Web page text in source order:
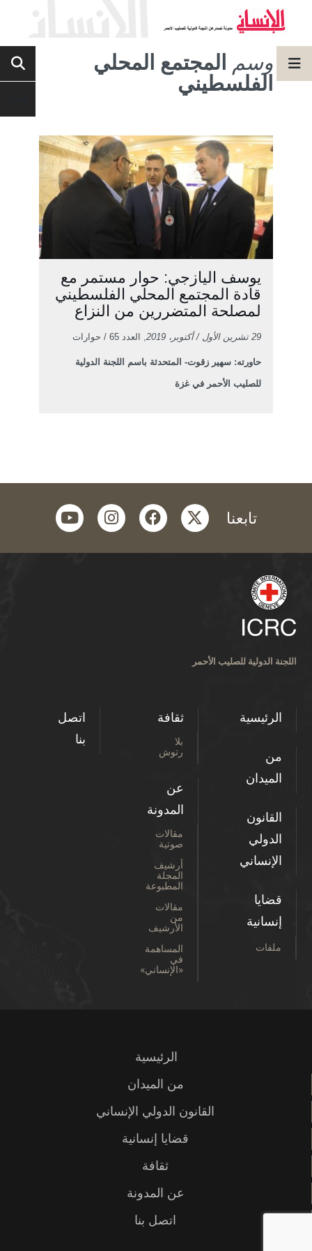
وسم المجتمع المحلي
الفلسطيني
يوسف اليازجي: حوار مستمر مع
قادة المجتمع المحلي الفلسطيني
لمصلحة المتضررين من النزاع
29 تشرين الأول / أكتوبر، 2019 , العدد 65 / حوارات
حاورته: سهير زقوت- المتحدثة باسم اللجنة الدولية
للصليب الأحمر في غزة
تابعنا twitter
facebook
instagram
youtube
اللجنة الدولية للصليب الأحمر
الرئيسية
من
الميدان
القانون
الدولي
الإنساني
قضايا
إنسانية
ملفات
ثقافة
بلا
رتوش
عن
المدونة
مقالات
صوتية
أرشيف
المجلة
المطبوعة
مقالات
من
الأرشيف
المساهمة
في
«الإنساني»
اتصل
بنا
الرئيسية
من الميدان
القانون الدولي الإنساني
قضايا إنسانية
ثقافة
عن المدونة
اتصل بنا